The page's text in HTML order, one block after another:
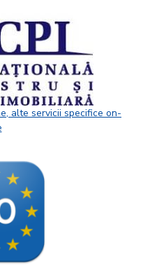
alte servicii specifice on-